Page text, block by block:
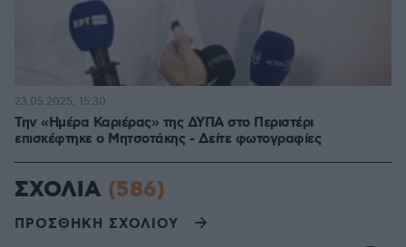
Την «Ημέρα Καριέρας» της ΔΥΠΑ στο Περιστέρι
επισκέφτηκε ο Μητσοτάκης - Δείτε φωτογραφίες
23.05.2025, 15:30
ΣΧΟΛΙΑ (586)
ΠΡΟΣΘΗΚΗ ΣΧΟΛΙΟΥ